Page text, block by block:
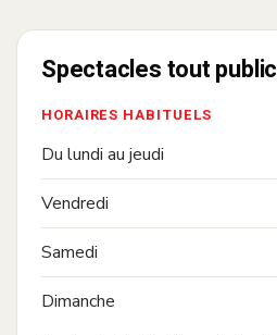
Spectacles tout public
HORAIRES HABITUELS
Du lundi au jeudi
Vendredi
Samedi
Dimanche